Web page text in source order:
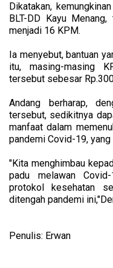
Dikatakan,
BLT-DD Kayu
menjadi 16 KPM.
Ia menyebut, bantuan
itu, masing-masing
tersebut sebesar
Andang berharap,
tersebut, sedikitnya
manfaat dalam
pandemi Covid-19,
"Kita menghimbau
padu melawan
protokol kesehatan
ditengah pandemi
Penulis: Erwan